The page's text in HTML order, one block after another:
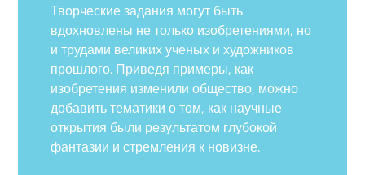
Творческие задания могут быть
вдохновлены не только изобретениями, но
и трудами великих ученых и художников
прошлого. Приведя примеры, как
изобретения изменили общество, можно
добавить тематики о том, как научные
открытия были результатом глубокой
фантазии и стремления к новизне.